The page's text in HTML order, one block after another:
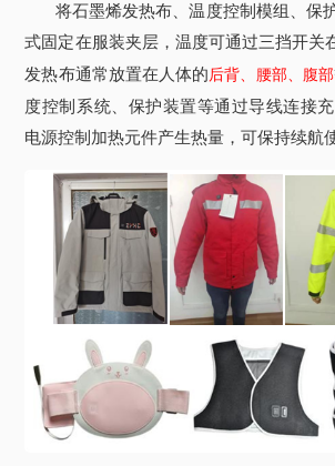
将石墨烯发热布、温度控制模组、保
式固定在服装夹层，温度可通过三挡开关
发热布通常放置在人体的后背、腰部、腹部
度控制系统、保护装置等通过导线连接
电源控制加热元件产生热量，可保持续航